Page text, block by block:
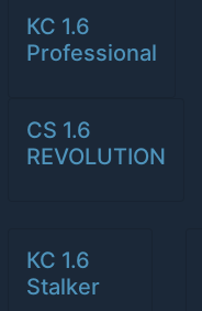
КС 1.6
Professional
CS 1.6
REVOLUTION
КС 1.6
Stalker